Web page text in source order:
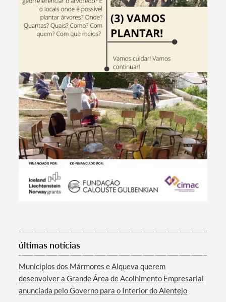
Categorias gerais
Filtros
últimas notícias
Municípios dos Mármores e Alqueva querem
desenvolver a Grande Área de Acolhimento Empresarial
anunciada pelo Governo para o Interior do Alentejo